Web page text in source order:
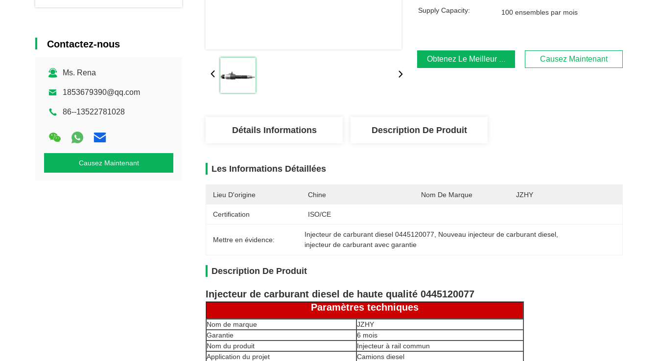
Contactez-nous
Ms. Rena
1853679390@qq.com
86--13522781028
Causez Maintenant
Supply Capacity: 100 ensembles par mois
Obtenez Le Meilleur Prix Causez Maintenant
Détails Informations Description De Produit
Les Informations Détaillées
Lieu D'origine Chine Nom De Marque JZHY
Certification ISO/CE
Mettre en évidence:
Injecteur de carburant diesel 0445120077 Nouveau injecteur de carburant diesel
injecteur de carburant avec garantie
Description De Produit
Injecteur de carburant diesel de haute qualité 0445120077
Paramètres techniques
Nom de marque
JZHY
Garantie
6 mois
Nom du produit
Injecteur à rail commun
Application du projet
Camions diesel